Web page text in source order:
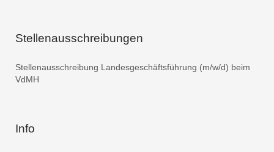
Stellenausschreibungen
Stellenausschreibung Landesgeschäftsführung (m/w/d) beim
VdMH
Info